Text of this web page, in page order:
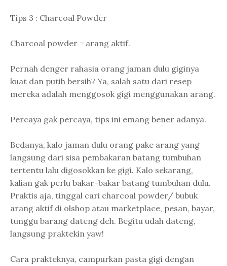
Tips 3 : Charcoal Powder
Charcoal powder = arang aktif.
Pernah denger rahasia orang jaman dulu giginya
kuat dan putih bersih? Ya, salah satu dari resep
mereka adalah menggosok gigi menggunakan arang.
Percaya gak percaya, tips ini emang bener adanya.
Bedanya, kalo jaman dulu orang pake arang yang
langsung dari sisa pembakaran batang tumbuhan
tertentu lalu digosokkan ke gigi. Kalo sekarang,
kalian gak perlu bakar-bakar batang tumbuhan dulu.
Praktis aja, tinggal cari charcoal powder/ bubuk
arang aktif di olshop atau marketplace, pesan, bayar,
tunggu barang dateng deh. Begitu udah dateng,
langsung praktekin yaw!
Cara prakteknya, campurkan pasta gigi dengan